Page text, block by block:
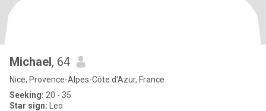
Michael, 64
Nice, Provence-Alpes-Côte d'Azur, France
Seeking: 20 - 35
Star sign: Leo